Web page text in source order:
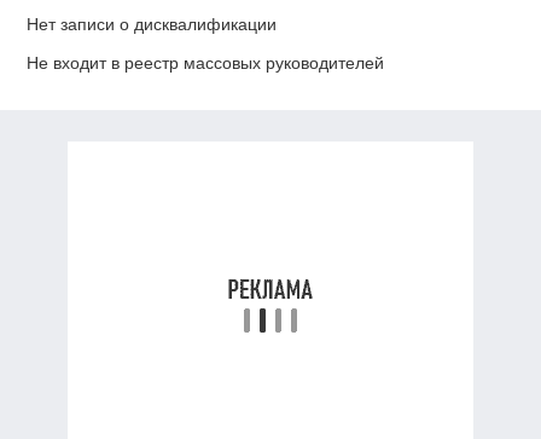
Нет записи о дисквалификации
Не входит в реестр массовых руководителей